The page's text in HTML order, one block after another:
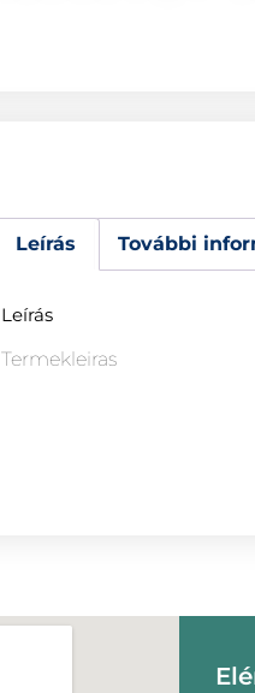
Leírás További
Leírás
Termekleiras